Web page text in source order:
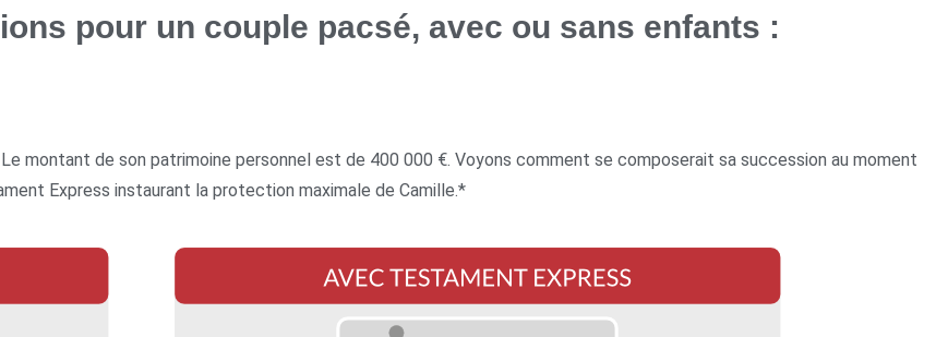
pour un couple pacsé, avec ou sans enfants :
montant de son patrimoine personnel est de 400 000 €. Voyons comment se composerait sa succession au moment
Express instaurant la protection maximale de Camille.*